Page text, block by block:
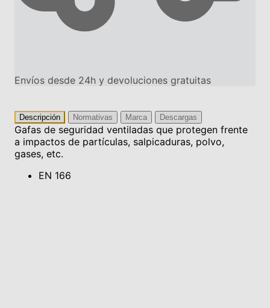
Envíos desde 24h y devoluciones gratuitas
Descripción Normativas Marca Descargas
Gafas de seguridad ventiladas que protegen frente
a impactos de partículas, salpicaduras, polvo,
gases, etc.
EN 166